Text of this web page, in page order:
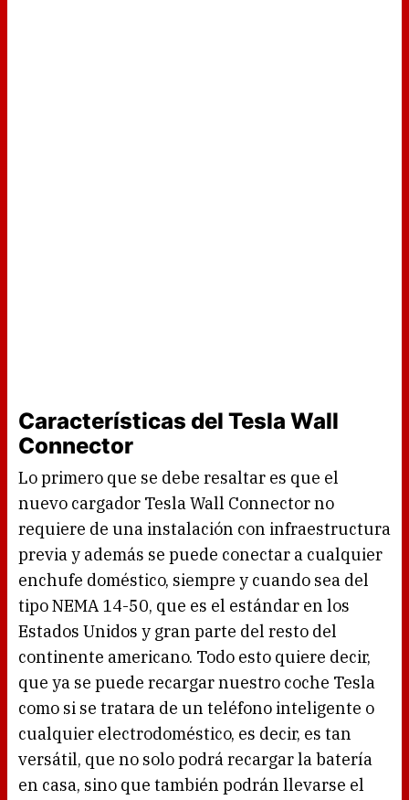
Características del Tesla Wall
Connector
Lo primero que se debe resaltar es que el
nuevo cargador Tesla Wall Connector no
requiere de una instalación con infraestructura
previa y además se puede conectar a cualquier
enchufe doméstico, siempre y cuando sea del
tipo NEMA 14-50, que es el estándar en los
Estados Unidos y gran parte del resto del
continente americano. Todo esto quiere decir,
que ya se puede recargar nuestro coche Tesla
como si se tratara de un teléfono inteligente o
cualquier electrodoméstico, es decir, es tan
versátil, que no solo podrá recargar la batería
en casa, sino que también podrán llevarse el